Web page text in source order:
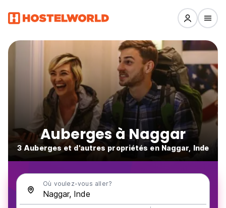
Auberges à Naggar
3 Auberges et d'autres propriétés en Naggar, Inde
Où voulez-vous aller?